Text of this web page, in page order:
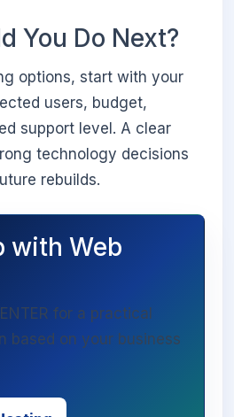
You Do Next?
options, start with your
users, budget,
support level. A clear
technology decisions
rebuilds.
with Web
for a practical
based on your business